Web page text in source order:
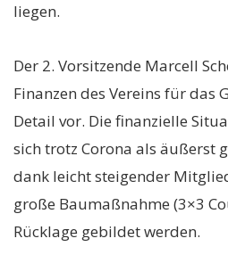
liegen.
Der 2. Vorsitzende Marcell
Finanzen des Vereins für das
Detail vor. Die finanzielle
sich trotz Corona als äußerst
dank leicht steigender
große Baumaßnahme (3×3
Rücklage gebildet werden.